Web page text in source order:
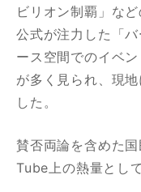
ビリオン制覇」な
公式が注力した「
ース空間でのイベ
が多く見られ、現
した。
賛否両論を含めた
Tube上の熱量とし